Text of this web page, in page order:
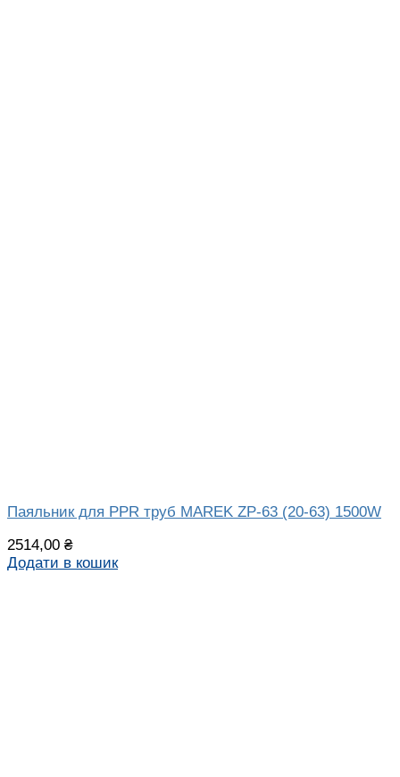
Паяльник для PPR труб MAREK ZP-63 (20-63) 1500W
2514,00 ₴
Додати в кошик